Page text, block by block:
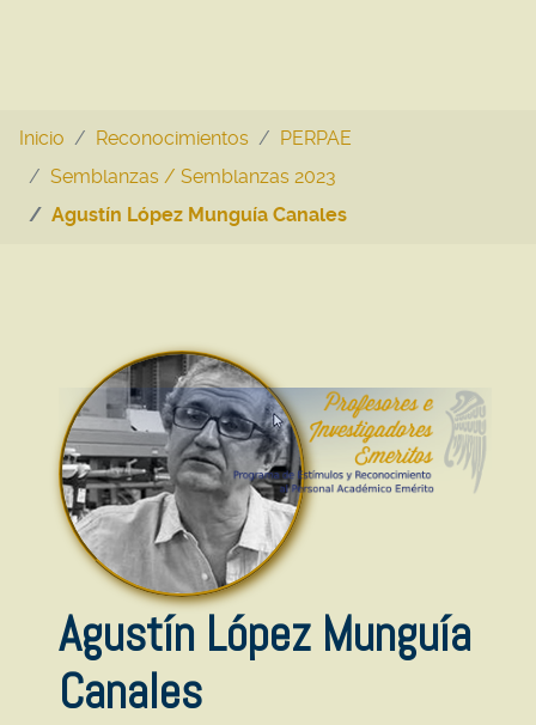
Inicio Reconocimientos
PERPAE
Semblanzas / Semblanzas 2023
Agustín López Munguía Canales
Agustín López Munguía
Canales